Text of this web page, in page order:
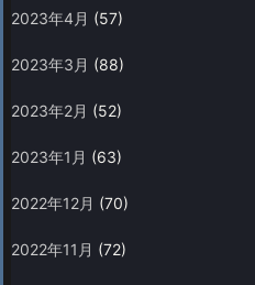
2023年4月 (57)
2023年3月 (88)
2023年2月 (52)
2023年1月 (63)
2022年12月 (70)
2022年11月 (72)